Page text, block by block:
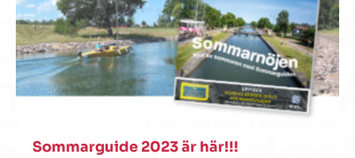
Sommarguide 2023 är här!!!